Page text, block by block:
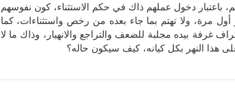
باعتبار دخول عملهم ذاك في حكم الاستثناء، كون نفوسهم
أول مرة، ولا تهتم بما جاء بعده من رخص واستثناءات، كما
غرفة بيده مجلبة للضعف والتراجع والانهيار، وذاك ما لا
هذا النهر بكل كيانه، كيف سيكون حاله؟